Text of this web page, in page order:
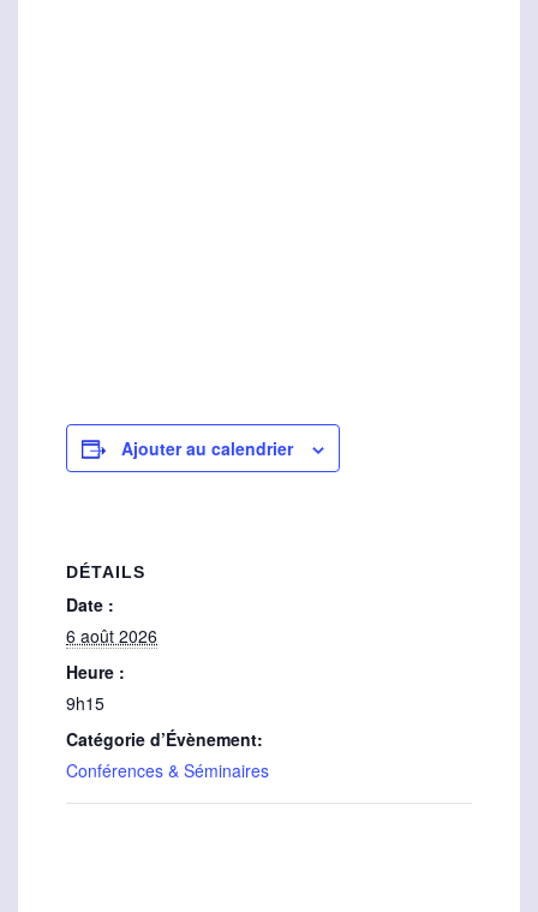
Ajouter au calendrier
DÉTAILS
Date :
6 août 2026
Heure :
9h15
Catégorie d’Évènement:
Conférences & Séminaires